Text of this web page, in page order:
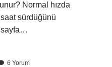
Normal hızda
saat sürdüğünü
sayfa…
6 Yorum